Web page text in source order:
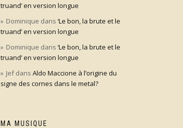
truand’ en version longue
Dominique dans ‘Le bon, la brute et le
truand’ en version longue
Dominique dans ‘Le bon, la brute et le
truand’ en version longue
Jefdans Aldo Maccione à l’origine du
signe des cornes dans le metal?
MA MUSIQUE